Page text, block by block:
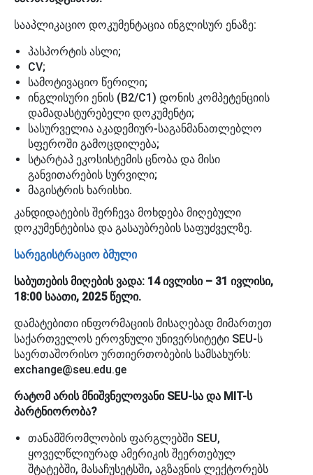
სააპლიკაციო დოკუმენტაცია ინგლისურ ენაზე:
პასპორტის ასლი;
CV;
სამოტივაციო წერილი;
ინგლისური ენის (B2/C1) დონის კომპეტენციის
დამადასტურებელი დოკუმენტი;
სასურველია აკადემიურ-საგანმანათლებლო
სფეროში გამოცდილება;
სტარტაპ ეკოსისტემის ცნობა და მისი
განვითარების სურვილი;
მაგისტრის ხარისხი.
კანდიდატების შერჩევა მოხდება მიღებული
დოკუმენტებისა და გასაუბრების საფუძველზე.
სარეგისტრაციო ბმული
საბუთების მიღების ვადა: 14 ივლისი – 31 ივლისი,
18:00 საათი, 2025 წელი.
დამატებითი ინფორმაციის მისაღებად მიმართეთ
საქართველოს ეროვნული უნივერსიტეტი SEU-ს
საერთაშორისო ურთიერთობების სამსახურს:
exchange@seu.edu.ge
რატომ არის მნიშვნელოვანი SEU-სა და MIT-ს
პარტნიორობა?
თანამშრომლობის ფარგლებში SEU,
ყოველწლიურად ამერიკის შეერთებულ
შტატებში, მასაჩუსეტსში, აგზავნის ლექტორებს